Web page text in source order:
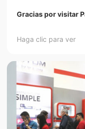
Gracias por visitar
Haga clic para ver